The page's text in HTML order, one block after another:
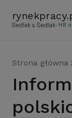
rynekpracy.
- HR
Strona główna
Informatyzacja w